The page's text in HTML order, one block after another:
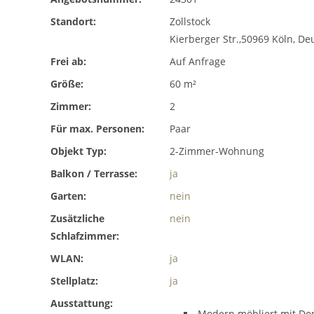
Standort:
Zollstock
Kierberger Str.,50969 Köln,
Frei ab:
Auf Anfrage
Größe:
60 m²
Zimmer:
2
Für max. Personen:
Paar
Objekt Typ:
2-Zimmer-Wohnung
Balkon / Terrasse:
ja
Garten:
nein
Zusätzliche
Schlafzimmer:
nein
WLAN:
ja
Stellplatz:
ja
Ausstattung: